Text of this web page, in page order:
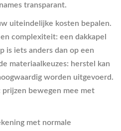
transparant.
uiteindelijke kosten bepalen.
complexiteit: een dakkapel
is iets anders dan op een
materiaalkeuzes: herstel kan
worden uitgevoerd.
bewegen mee met
met normale